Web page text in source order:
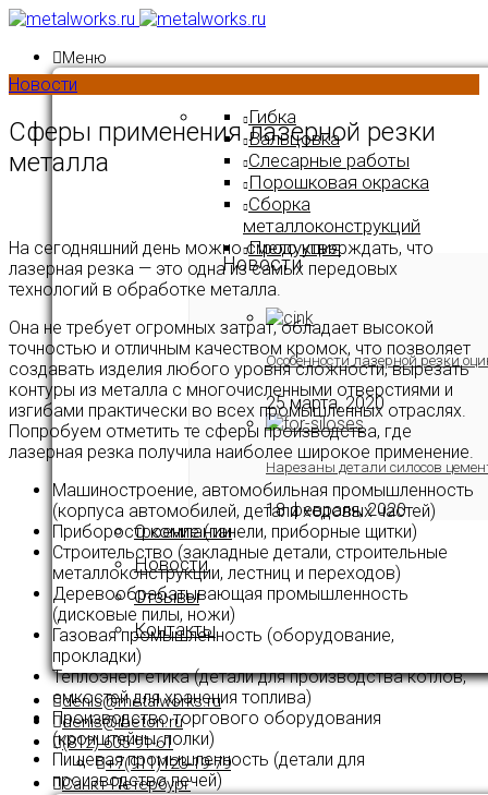
Меню
Гибка
Вальцовка
Слесарные работы
Порошковая окраска
Сборка
металлоконструкций
Продукция
Новости
Особенности лазерной резки
25 марта, 2020
Нарезаны детали силосов
18 февраля, 2020
О компании
Новости
Отзывы
Контакты
denis@metalworks.ru
denis@ibeton.ru
(812) 605-91-61
+7(911)123-19-79
Санкт-Петербург
Новости
Сферы применения лазерной резки
металла
На сегодняшний день можно смело утверждать, что
лазерная резка — это одна из самых передовых
технологий в обработке металла.
Она не требует огромных затрат, обладает высокой
точностью и отличным качеством кромок, что позволяет
создавать изделия любого уровня сложности, вырезать
контуры из металла с многочисленными отверстиями и
изгибами практически во всех промышленных отраслях.
Попробуем отметить те сферы производства, где
лазерная резка получила наиболее широкое применение.
Машиностроение, автомобильная промышленность
(корпуса автомобилей, детали ходовых частей)
Приборостроение (панели, приборные щитки)
Строительство (закладные детали, строительные
металлоконструкции, лестниц и переходов)
Деревообрабатывающая промышленность
(дисковые пилы, ножи)
Газовая промышленность (оборудование,
прокладки)
Теплоэнергетика (детали для производства котлов,
емкостей для хранения топлива)
Производство торгового оборудования
(кронштейны, полки)
Пищевая промышленность (детали для
производство печей)